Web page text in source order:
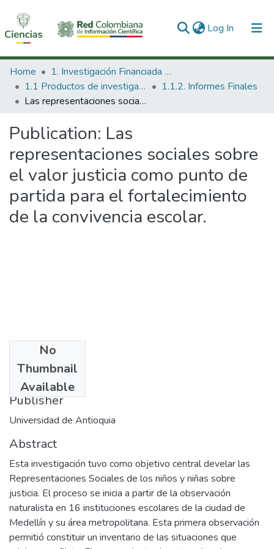
Log In (current)
Communities & Collections
All of DSpace
Home
1. Investigación Financiada con Recursos Públicos
1.1 Productos de investigación
1.1.2. Informes Finales
Las representaciones sociales sobre el valor justicia como punto de partida para el fortalecimiento de la convivencia escolar.
Publication: Las
representaciones sociales sobre
el valor justicia como punto de
partida para el fortalecimiento
de la convivencia escolar.
No
Thumbnail
Available
2002-08
Publisher
Universidad de Antioquia
Abstract
Esta investigación tuvo como objetivo central develar las
Representaciones Sociales de los niños y niñas sobre
justicia. El proceso se inicia a partir de la observación
naturalista en 16 instituciones escolares de la ciudad de
Medellín y su área metropolitana. Esta primera observación
permitió constituir un inventario de las situaciones que